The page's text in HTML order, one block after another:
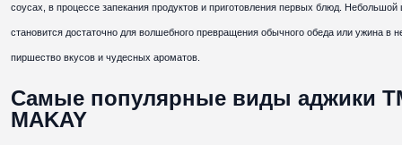
соусах, в процессе запекания продуктов и приготовления первых блюд. Небольшой
становится достаточно для волшебного превращения обычного обеда или ужина в
пиршество вкусов и чудесных ароматов.
Самые популярные виды аджики
MAKAY